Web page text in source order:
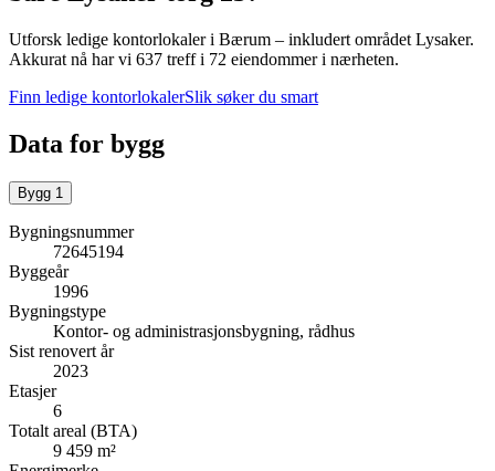
Utforsk ledige kontorlokaler i Bærum – inkludert området Lysaker.
Akkurat nå har vi 637 treff i 72 eiendommer i nærheten.
Finn ledige kontorlokalerSlik søker du smart
Data for bygg
Bygg 1
Bygningsnummer
72645194
Byggeår
1996
Bygningstype
Kontor- og administrasjonsbygning, rådhus
Sist renovert år
2023
Etasjer
6
Totalt areal (BTA)
9 459 m²